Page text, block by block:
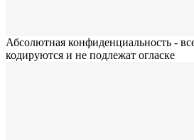
Абсолютная конфиденциальность -
кодируются и не подлежат огласке